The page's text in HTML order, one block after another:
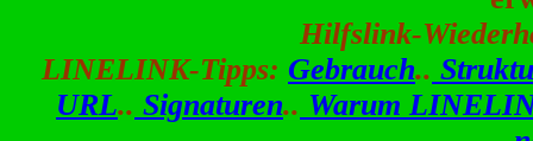
Hilfslink-
LINELINK-Tipps: Gebrauch..
URL.. Signaturen.. Warum